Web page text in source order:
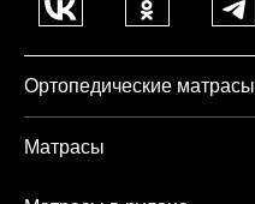
Ортопедические матрасы
Матрасы